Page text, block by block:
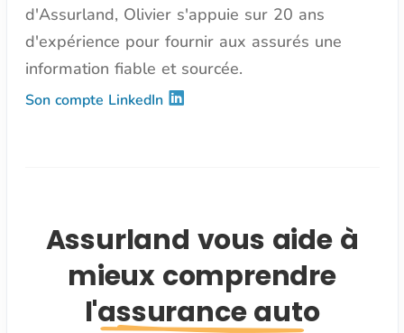
d'Assurland, Olivier s'appuie sur 20 ans
d'expérience pour fournir aux assurés une
information fiable et sourcée.
Son compte LinkedIn
Assurland vous aide à
mieux comprendre
l'assurance auto